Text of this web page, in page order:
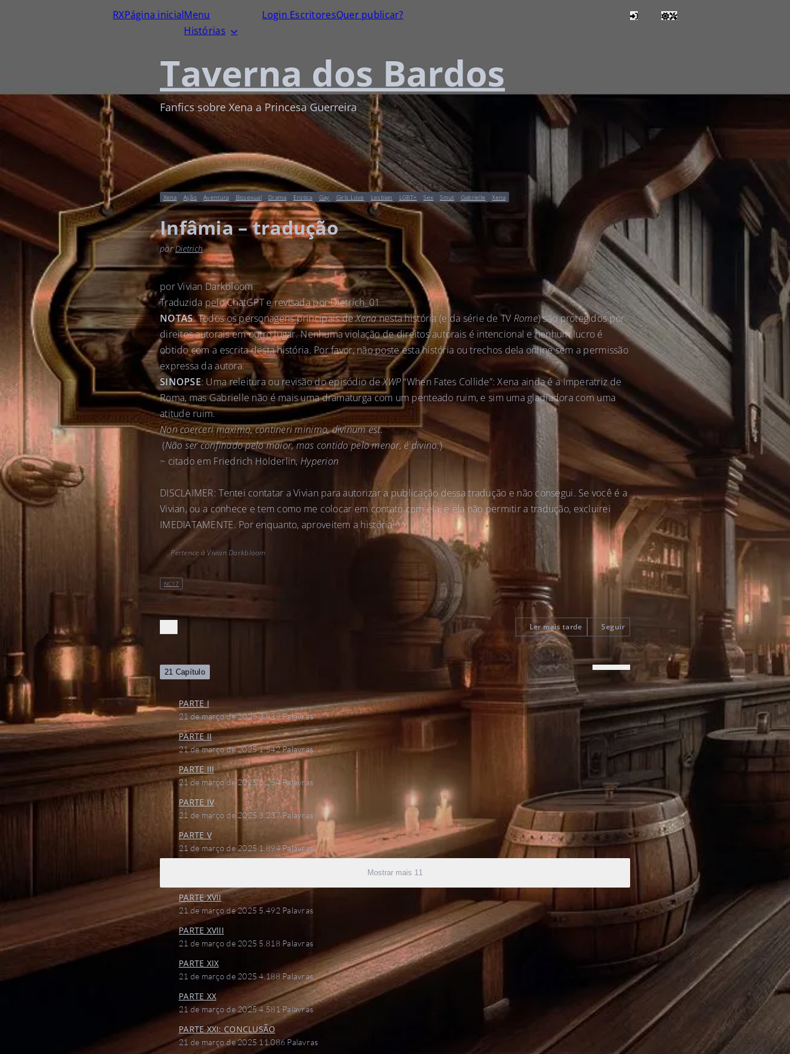
RXPágina inicialMenu
Histórias
Login EscritoresQuer publicar?
Taverna dos Bardos
Fanfics sobre Xena a Princesa Guerreira
Xena Ação Aventura Bissexual Drama Erotica Gay Girls Love Lesbian LGBT+ Sex Smut Gabrielle Xena
Infâmia – tradução
porDietrich
por Vivian Darkbloom
Traduzida pelo ChatGPT e revisada por Dietrich_01
NOTAS: Todos os personagens principais deXenanesta história (e da série de TVRome) são protegidos por
direitos autorais em outro lugar. Nenhuma violação de direitos autorais é intencional e nenhum lucro é
obtido com a escrita desta história. Por favor, não poste esta história ou trechos dela online sem a permissão
expressa da autora.
SINOPSE: Uma releitura ou revisão do episódio deXWP“When Fates Collide”: Xena ainda é a Imperatriz de
Roma, mas Gabrielle não é mais uma dramaturga com um penteado ruim, e sim uma gladiadora com uma
atitude ruim.
Non coerceri maximo, contineri minimo, divinum est.
(Não ser confinado pelo maior, mas contido pelo menor, é divino.)
~ citado em Friedrich Hölderlin,Hyperion
DISCLAIMER: Tentei contatar a Vivian para autorizar a publicação dessa tradução e não consegui. Se você é a
Vivian, ou a conhece e tem como me colocar em contato com ela, e ela não permitir a tradução, excluirei
IMEDIATAMENTE. Por enquanto, aproveitem a história ^^
Pertence à Vivian Darkbloom
NC17
Ler mais tarde Seguir
21 Capítulo
PARTE I
21 de março de 20253.839 Palavras
PARTE II
21 de março de 20251.542 Palavras
PARTE III
21 de março de 2025 3.254 Palavras
PARTE IV
21 de março de 2025 3.237 Palavras
PARTE V
21 de março de 2025 1.894 Palavras
Mostrar mais 11
PARTE XVII
21 de março de 2025 5.492 Palavras
PARTE XVIII
21 de março de 2025 5.818 Palavras
PARTE XIX
21 de março de 20254.188 Palavras
PARTE XX
21 de março de 20254.581 Palavras
PARTE XXI: CONCLUSÃO
21 de março de 2025 11.086 Palavras